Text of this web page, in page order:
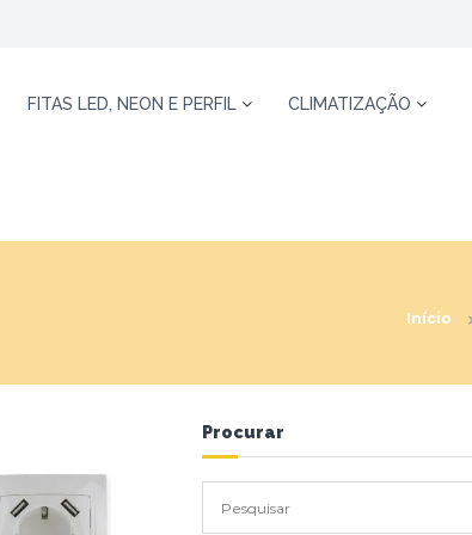
FITAS LED, NEON E PERFIL CLIMATIZAÇÃO
Início
Procurar